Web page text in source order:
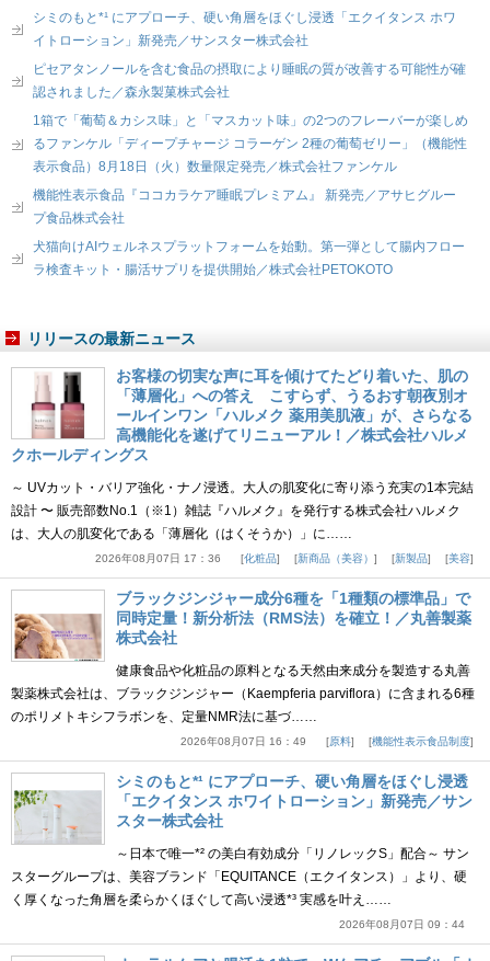
シミのもと*¹ にアプローチ、硬い角層をほぐし浸透「エクイタンス ホワ
イトローション」新発売／サンスター株式会社
ピセアタンノールを含む食品の摂取により睡眠の質が改善する可能性が確
認されました／森永製菓株式会社
1箱で「葡萄＆カシス味」と「マスカット味」の2つのフレーバーが楽しめ
るファンケル「ディープチャージ コラーゲン 2種の葡萄ゼリー」（機能性
表示食品）8月18日（火）数量限定発売／株式会社ファンケル
機能性表示食品『ココカラケア睡眠プレミアム』 新発売／アサヒグルー
プ食品株式会社
犬猫向けAIウェルネスプラットフォームを始動。第一弾として腸内フロー
ラ検査キット・腸活サプリを提供開始／株式会社PETOKOTO
リリースの最新ニュース
お客様の切実な声に耳を傾けてたどり着いた、肌の
「薄層化」への答え こすらず、うるおす朝夜別オ
ールインワン「ハルメク 薬用美肌液」が、さらなる
高機能化を遂げてリニューアル！／株式会社ハルメ
クホールディングス
～ UVカット・バリア強化・ナノ浸透。大人の肌変化に寄り添う充実の1本完結
設計 〜 販売部数No.1（※1）雑誌『ハルメク』を発行する株式会社ハルメク
は、大人の肌変化である「薄層化（はくそうか）」に……
2026年08月07日 17：36 化粧品 新商品（美容） 新製品 美容
ブラックジンジャー成分6種を「1種類の標準品」で
同時定量！新分析法（RMS法）を確立！／丸善製薬
株式会社
健康食品や化粧品の原料となる天然由来成分を製造する丸善
製薬株式会社は、ブラックジンジャー（Kaempferia parviflora）に含まれる6種
のポリメトキシフラボンを、定量NMR法に基づ……
2026年08月07日 16：49 原料 機能性表示食品制度
シミのもと*¹ にアプローチ、硬い角層をほぐし浸透
「エクイタンス ホワイトローション」新発売／サン
スター株式会社
～日本で唯一*² の美白有効成分「リノレックS」配合～ サン
スターグループは、美容ブランド「EQUITANCE（エクイタンス）」より、硬
く厚くなった角層を柔らかくほぐして高い浸透*³ 実感を叶え……
2026年08月07日 09：44